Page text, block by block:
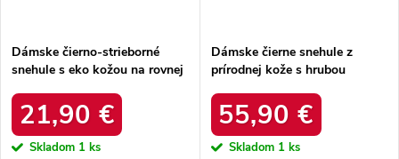
Dámske čierno-strieborné
snehule s eko kožou na rovnej
34586 SREBRNY
21,90 €
Skladom 1 ks
Dámske čierne snehule z
prírodnej kože s hrubou
produktu OO274A206
55,90 €
Skladom 1 ks